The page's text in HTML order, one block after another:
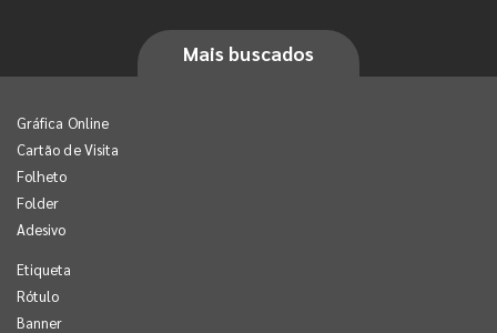
Mais buscados
Gráfica Online
Cartão de Visita
Folheto
Folder
Adesivo
Etiqueta
Rótulo
Banner